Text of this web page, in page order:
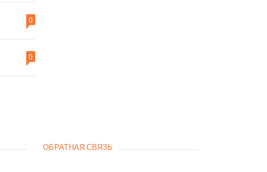
0
0
ОБРАТНАЯ СВЯЗЬ